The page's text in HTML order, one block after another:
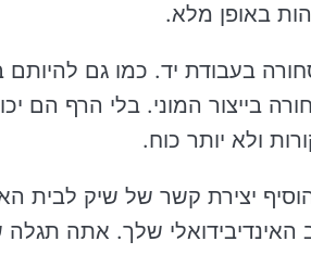
באופן מלא.
בעבודת יד. כמו גם להיותם
בייצור המוני. בלי הרף הם
ולא יותר כוח.
יצירת קשר של שיק לבית
האינדיבידואלי שלך. אתה תגלה